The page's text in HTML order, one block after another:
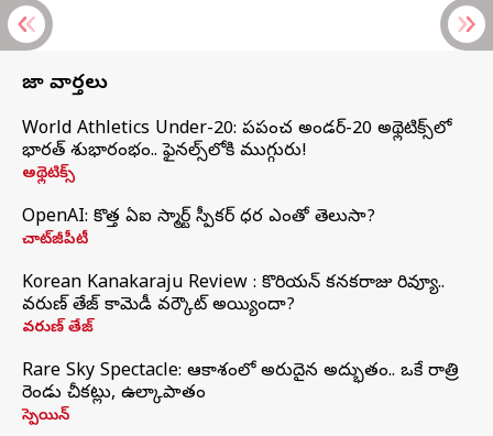
తాజా వార్తలు
World Athletics Under-20: ప్రపంచ అండర్-20 అథ్లెటిక్స్‌లో
భారత్‌ శుభారంభం.. ఫైనల్స్‌లోకి ముగ్గురు!
అథ్లెటిక్స్
OpenAI: కొత్త ఏఐ స్మార్ట్ స్పీకర్ ధర ఎంతో తెలుసా?
చాట్‌జీపీటీ
Korean Kanakaraju Review : కొరియన్ కనకరాజు రివ్యూ..
వరుణ్ తేజ్ కామెడీ వర్కౌట్ అయ్యిందా?
వరుణ్ తేజ్
Rare Sky Spectacle: ఆకాశంలో అరుదైన అద్భుతం.. ఒకే రాత్రి
రెండు చీకట్లు, ఉల్కాపాతం
స్పెయిన్